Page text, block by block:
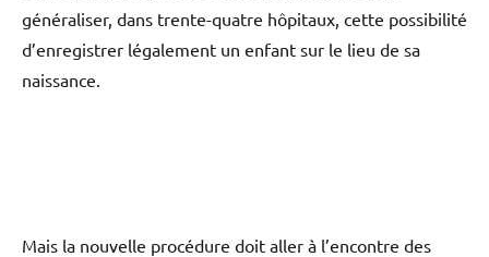
généraliser, dans trente-quatre hôpitaux, cette possibilité
d’enregistrer légalement un enfant sur le lieu de sa
naissance.
Mais la nouvelle procédure doit aller à l’encontre des